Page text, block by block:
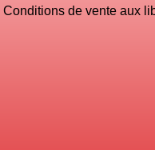
Conditions de vente aux